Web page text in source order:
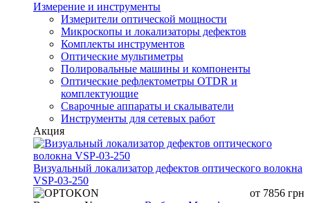
Измерение и инструменты
Измерители оптической мощности
Микроскопы и локализаторы дефектов
Комплекты инструментов
Оптические мультиметры
Полировальные машины и компоненты
Оптические рефлектометры OTDR и
комплектующие
Сварочные аппараты и скалыватели
Инструменты для сетевых работ
Акция
Визуальный локализатор дефектов оптического волокна
VSP-03-250
от 7856 грн